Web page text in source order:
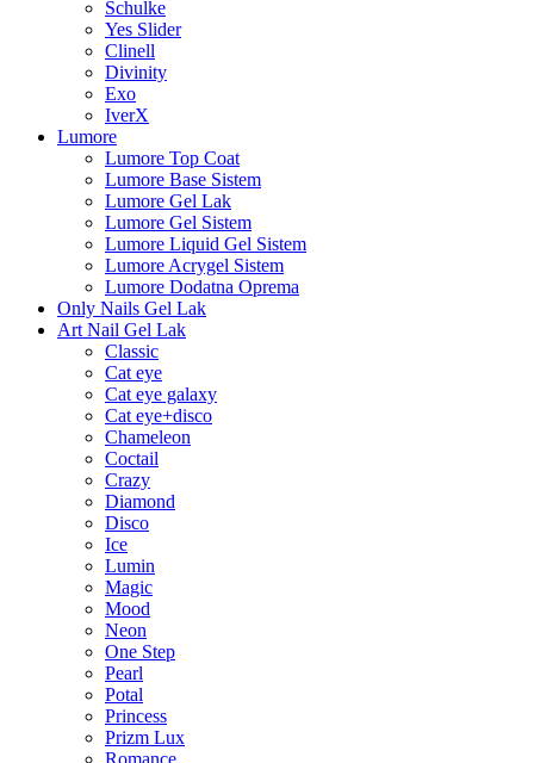
Schulke
Yes Slider
Clinell
Divinity
Exo
IverX
Lumore
Lumore Top Coat
Lumore Base Sistem
Lumore Gel Lak
Lumore Gel Sistem
Lumore Liquid Gel Sistem
Lumore Acrygel Sistem
Lumore Dodatna Oprema
Only Nails Gel Lak
Art Nail Gel Lak
Classic
Cat eye
Cat eye galaxy
Cat eye+disco
Chameleon
Coctail
Crazy
Diamond
Disco
Ice
Lumin
Magic
Mood
Neon
One Step
Pearl
Potal
Princess
Prizm Lux
Romance